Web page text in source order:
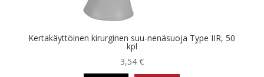
Kertakäyttöinen kirurginen suu-nenäsuoja Type IIR, 50
kpl
3,54 €